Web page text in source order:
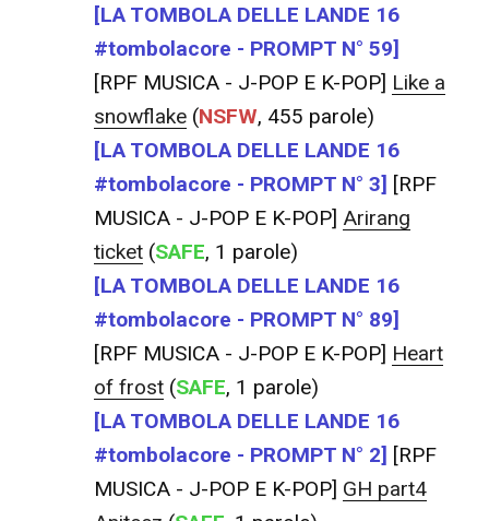
[LA TOMBOLA DELLE LANDE 16
#tombolacore - PROMPT N° 59]
[RPF MUSICA - J-POP E K-POP] Like a
snowflake (NSFW, 455 parole)
[LA TOMBOLA DELLE LANDE 16
#tombolacore - PROMPT N° 3] [RPF
MUSICA - J-POP E K-POP] Arirang
ticket (SAFE, 1 parole)
[LA TOMBOLA DELLE LANDE 16
#tombolacore - PROMPT N° 89]
[RPF MUSICA - J-POP E K-POP] Heart
of frost (SAFE, 1 parole)
[LA TOMBOLA DELLE LANDE 16
#tombolacore - PROMPT N° 2] [RPF
MUSICA - J-POP E K-POP] GH part4